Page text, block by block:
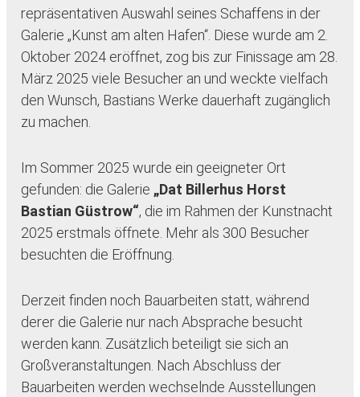
repräsentativen Auswahl seines Schaffens in der
Galerie „Kunst am alten Hafen“. Diese wurde am 2.
Oktober 2024 eröffnet, zog bis zur Finissage am 28.
März 2025 viele Besucher an und weckte vielfach
den Wunsch, Bastians Werke dauerhaft zugänglich
zu machen.
Im Sommer 2025 wurde ein geeigneter Ort
gefunden: die Galerie „Dat Billerhus Horst
Bastian Güstrow“, die im Rahmen der Kunstnacht
2025 erstmals öffnete. Mehr als 300 Besucher
besuchten die Eröffnung.
Derzeit finden noch Bauarbeiten statt, während
derer die Galerie nur nach Absprache besucht
werden kann. Zusätzlich beteiligt sie sich an
Großveranstaltungen. Nach Abschluss der
Bauarbeiten werden wechselnde Ausstellungen